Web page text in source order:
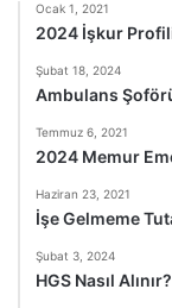
Ocak 1, 2021
2024 İşkur
Şubat 18, 2024
Ambulans
Temmuz 6, 2021
2024 Memur
Haziran 23, 2021
İşe Gelmeme
Şubat 3, 2024
HGS Nasıl Alınır?